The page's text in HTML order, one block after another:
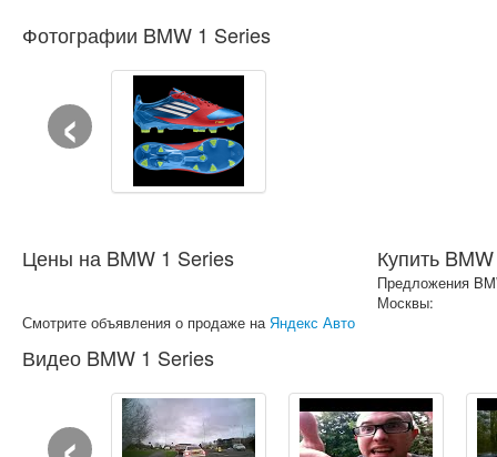
Фотографии BMW 1 Series
‹
Цены на BMW 1 Series
Смотрите объявления о продаже наЯндекс Авто
Купить
Предложения
Москвы:
Видео BMW 1 Series